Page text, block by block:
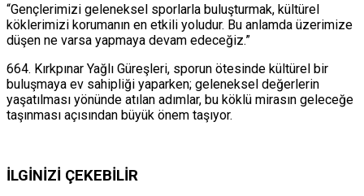
“Gençlerimizi geleneksel sporlarla buluşturmak, kültürel
köklerimizi korumanın en etkili yoludur. Bu anlamda üzerimize
düşen ne varsa yapmaya devam edeceğiz.”
664. Kırkpınar Yağlı Güreşleri, sporun ötesinde kültürel bir
buluşmaya ev sahipliği yaparken; geleneksel değerlerin
yaşatılması yönünde atılan adımlar, bu köklü mirasın geleceğe
taşınması açısından büyük önem taşıyor.
İLGİNİZİ ÇEKEBİLİR